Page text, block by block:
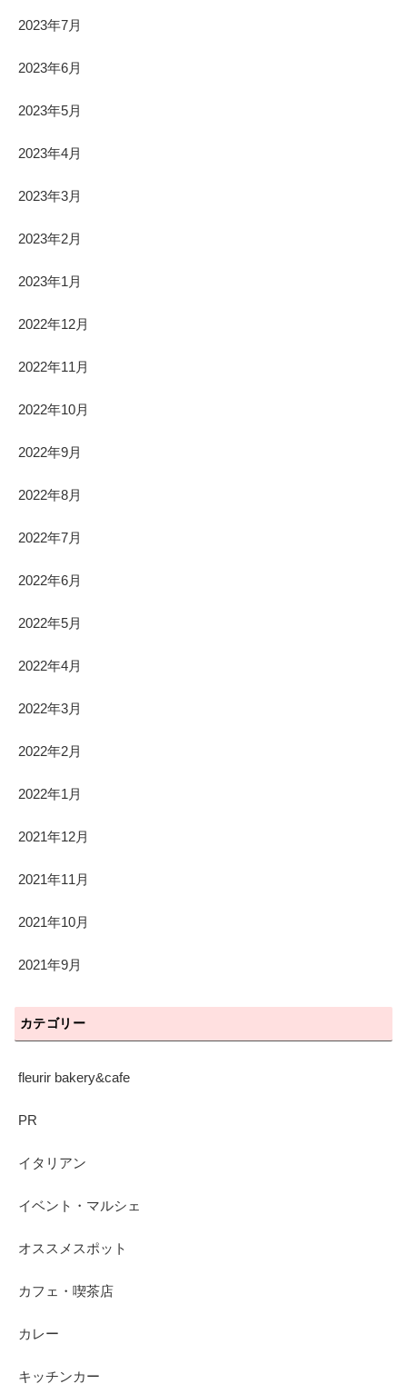
2023年7月
2023年6月
2023年5月
2023年4月
2023年3月
2023年2月
2023年1月
2022年12月
2022年11月
2022年10月
2022年9月
2022年8月
2022年7月
2022年6月
2022年5月
2022年4月
2022年3月
2022年2月
2022年1月
2021年12月
2021年11月
2021年10月
2021年9月
カテゴリー
fleurir bakery&cafe
PR
イタリアン
イベント・マルシェ
オススメスポット
カフェ・喫茶店
カレー
キッチンカー